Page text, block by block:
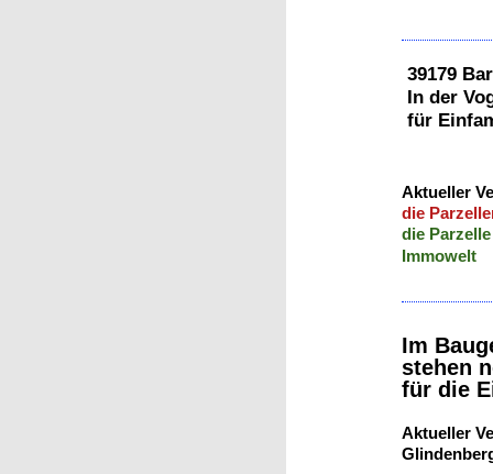
In der
für
Aktueller
die P
die
Immowelt
Im
stehen
für die
Aktueller